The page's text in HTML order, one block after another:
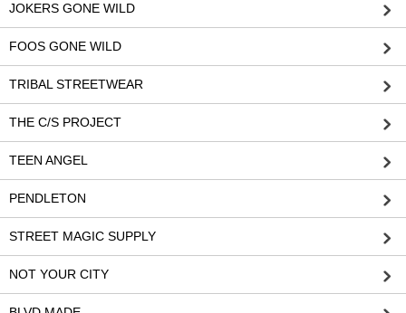
JOKERS GONE WILD
FOOS GONE WILD
TRIBAL STREETWEAR
THE C/S PROJECT
TEEN ANGEL
PENDLETON
STREET MAGIC SUPPLY
NOT YOUR CITY